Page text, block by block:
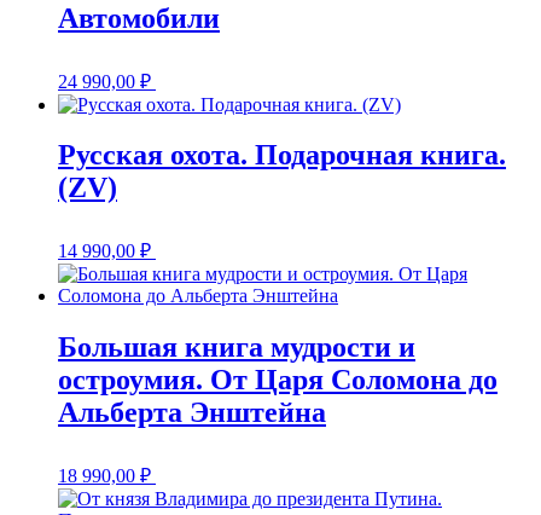
Автомобили
24 990,00 ₽
Русская охота. Подарочная книга.
(ZV)
14 990,00 ₽
Большая книга мудрости и
остроумия. От Царя Соломона до
Альберта Энштейна
18 990,00 ₽